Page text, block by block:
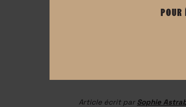
Je n’ai pas de garçons
reprendre. Parce que j’ai la
.
Mais il faut arrêter de
Article écrit par Sophie
POUR